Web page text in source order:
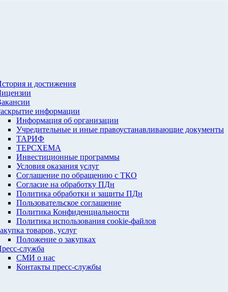
и достижения
информации
Информация об организации
Учредительные и иные правоустанавливающие документы
ТАРИФ
ТЕРСХЕМА
Инвестиционные программы
Условия оказания услуг
Соглашение по обращению с ТКО
Согласие на обработку ПДн
Политика обработки и защиты ПДн
Пользовательское соглашение
Политика Конфиденциальности
Политика использования cookie-файлов
товаров, услуг
Положение о закупках
служба
СМИ о нас
Контакты пресс-службы